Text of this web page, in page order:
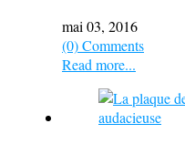
mai 03, 2016
(0) Comments
Read more...